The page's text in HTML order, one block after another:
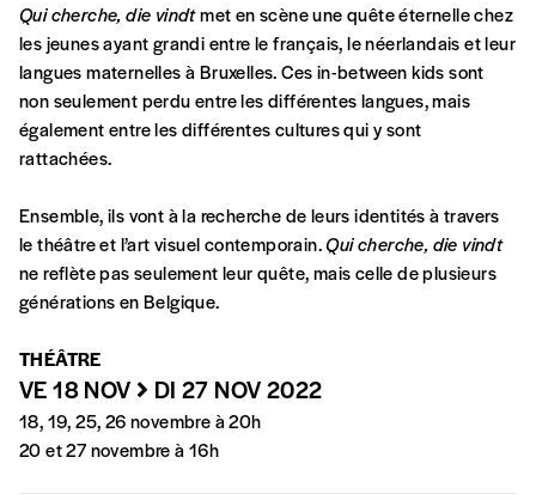
Créer un
compte
A partir de 2021,Imag, le magazine de
l’interculturel,vous est proposé àPRIX LIBRE.
Le prix libre est un mode de fixation du prix
par l’acheteur d’un bien ou d’un service, qui
peut être une manière pour lui de payer le prix
qu’il estime juste. Dans l’objectif de rendre nos
d’affirmer notre attachement aux valeurs de
solidarité, nous vous proposons d’estimer
vous-mêmes le coût de notre publication.
Cette valeur peut donc être inférieure, égale
manière, vous soutenez le travail de l’équipe
de rédaction selon vos moyens et vos
motivations.
Qui cherche, die vindtmet en scène une quête éternelle chez
les jeunes ayant grandi entre le français, le néerlandais et leur
langues maternelles à Bruxelles. Ces in-between kids sont
non seulement perdu entre les différentes langues, mais
également entre les différentes cultures qui y sont
rattachées.
Ensemble, ils vont à la recherche de leurs identités à travers
le théâtre et l’art visuel contemporain.Qui cherche, die vindt
ne reflète pas seulement leur quête, mais celle de plusieurs
générations en Belgique.
THÉÂTRE
VE 18 NOV DI 27 NOV 2022
18, 19, 25, 26 novembre à 20h
20 et 27 novembre à 16h